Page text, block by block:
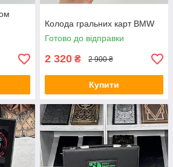
Колода гральних карт BMW
Готово до відправки
2 320 ₴ 2 900 ₴
Купити